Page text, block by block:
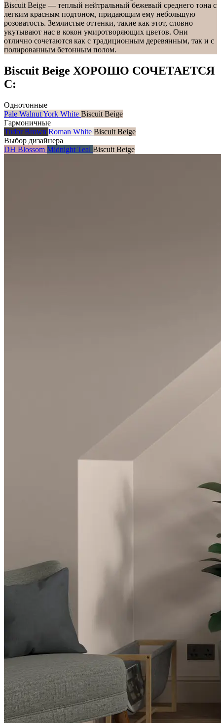
Biscuit Beige — теплый нейтральный бежевый среднего тона с
легким красным подтоном, придающим ему небольшую
розоватость. Землистые оттенки, такие как этот, словно
укутывают нас в кокон умиротворяющих цветов. Они
отлично сочетаются как с традиционным деревянным, так и с
полированным бетонным полом.
Biscuit Beige ХОРОШО СОЧЕТАЕТСЯ
С:
Однотонные
Pale WalnutYork White Biscuit Beige
Гармоничные
Tudor Brown Roman White Biscuit Beige
Выбор дизайнера
DH Blossom Midnight Teal Biscuit Beige